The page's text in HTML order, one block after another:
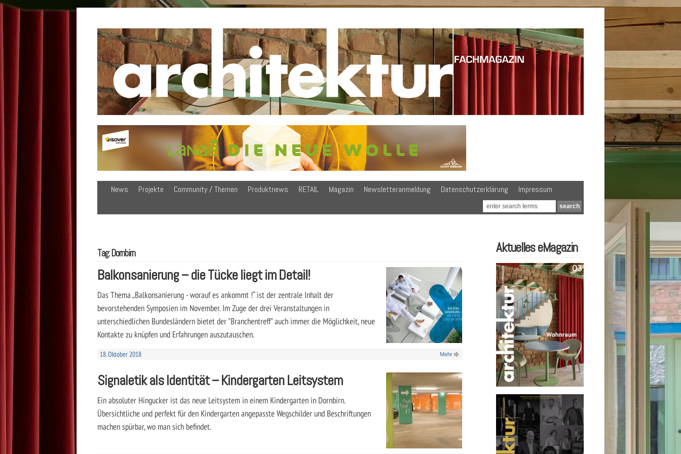
News Projekte Community / Themen Produktnews RETAIL Magazin Newsletteranmeldung Datenschutzerklärung Impressum
Tag: Dornbirn
Balkonsanierung – die Tücke liegt im Detail!
Das Thema „Balkonsanierung - worauf es ankommt !“ ist der zentrale Inhalt der
bevorstehenden Symposien im November. Im Zuge der drei Veranstaltungen in
unterschiedlichen Bundesländern bietet der "Branchentreff" auch immer die Möglichkeit, neue
Kontakte zu knüpfen und Erfahrungen auszutauschen.
18. Oktober 2018 Mehr
Signaletik als Identität – Kindergarten Leitsystem
Ein absoluter Hingucker ist das neue Leitsystem in einem Kindergarten in Dornbirn.
Übersichtliche und perfekt für den Kindergarten angepasste Wegschilder und Beschriftungen
machen spürbar, wo man sich befindet.
Aktuelles eMagazin